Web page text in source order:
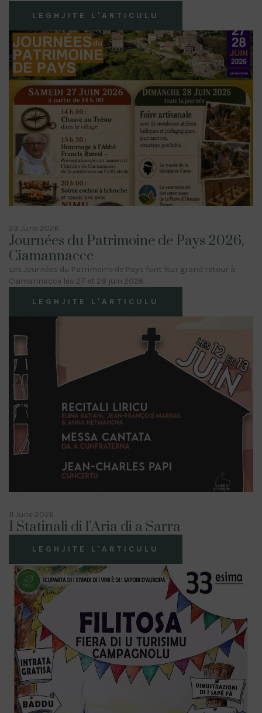
LEGHJITE L'ARTICULU
23 June 2026
Journées du Patrimoine de Pays 2026,
Ciamannacce
Les Journées du Patrimoine de Pays font leur grand retour à
Ciamannacce les 27 et 28 juin 2026.
LEGHJITE L'ARTICULU
11 June 2026
I Statinali di l’Aria di a Sarra
LEGHJITE L'ARTICULU